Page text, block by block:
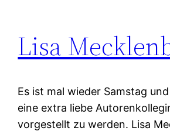
Lisa
Es ist mal wieder Samstag
eine extra liebe
vorgestellt zu werden. Lisa